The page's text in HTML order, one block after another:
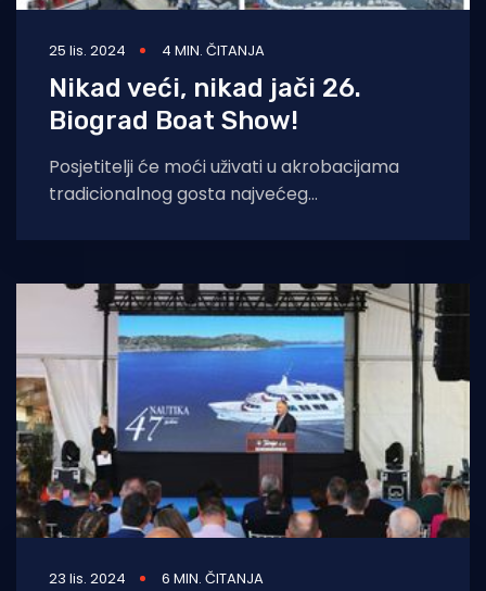
25 lis. 2024 4 MIN. ČITANJA
Nikad veći, nikad jači 26.
Biograd Boat Show!
Posjetitelji će moći uživati u akrobacijama
tradicionalnog gosta najvećeg
“Rocketmana” Christiana Buchmaira koji će
23 lis. 2024 6 MIN. ČITANJA